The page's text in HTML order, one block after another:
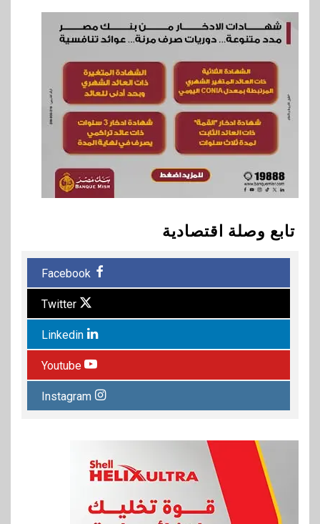
تابع وصلة اقتصادية
Facebook
Twitter
Linkedin
Youtube
Instagram